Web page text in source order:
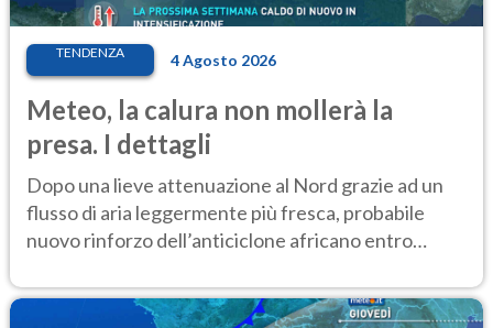
TENDENZA 4 Agosto 2026
Meteo, la calura non mollerà la
presa. I dettagli
Dopo una lieve attenuazione al Nord grazie ad un
flusso di aria leggermente più fresca, probabile
nuovo rinforzo dell’anticiclone africano entro